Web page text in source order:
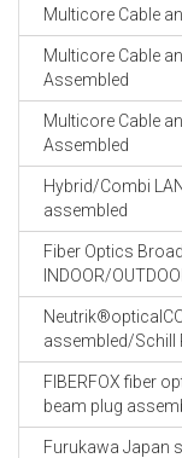
Multicore Cable
Multicore Cable
Assembled
Multicore Cable
Assembled
Hybrid/Combi
assembled
Fiber Optics
INDOOR/
assembled/Schill
FIBERFOX fiber
beam plug
Furukawa Japan